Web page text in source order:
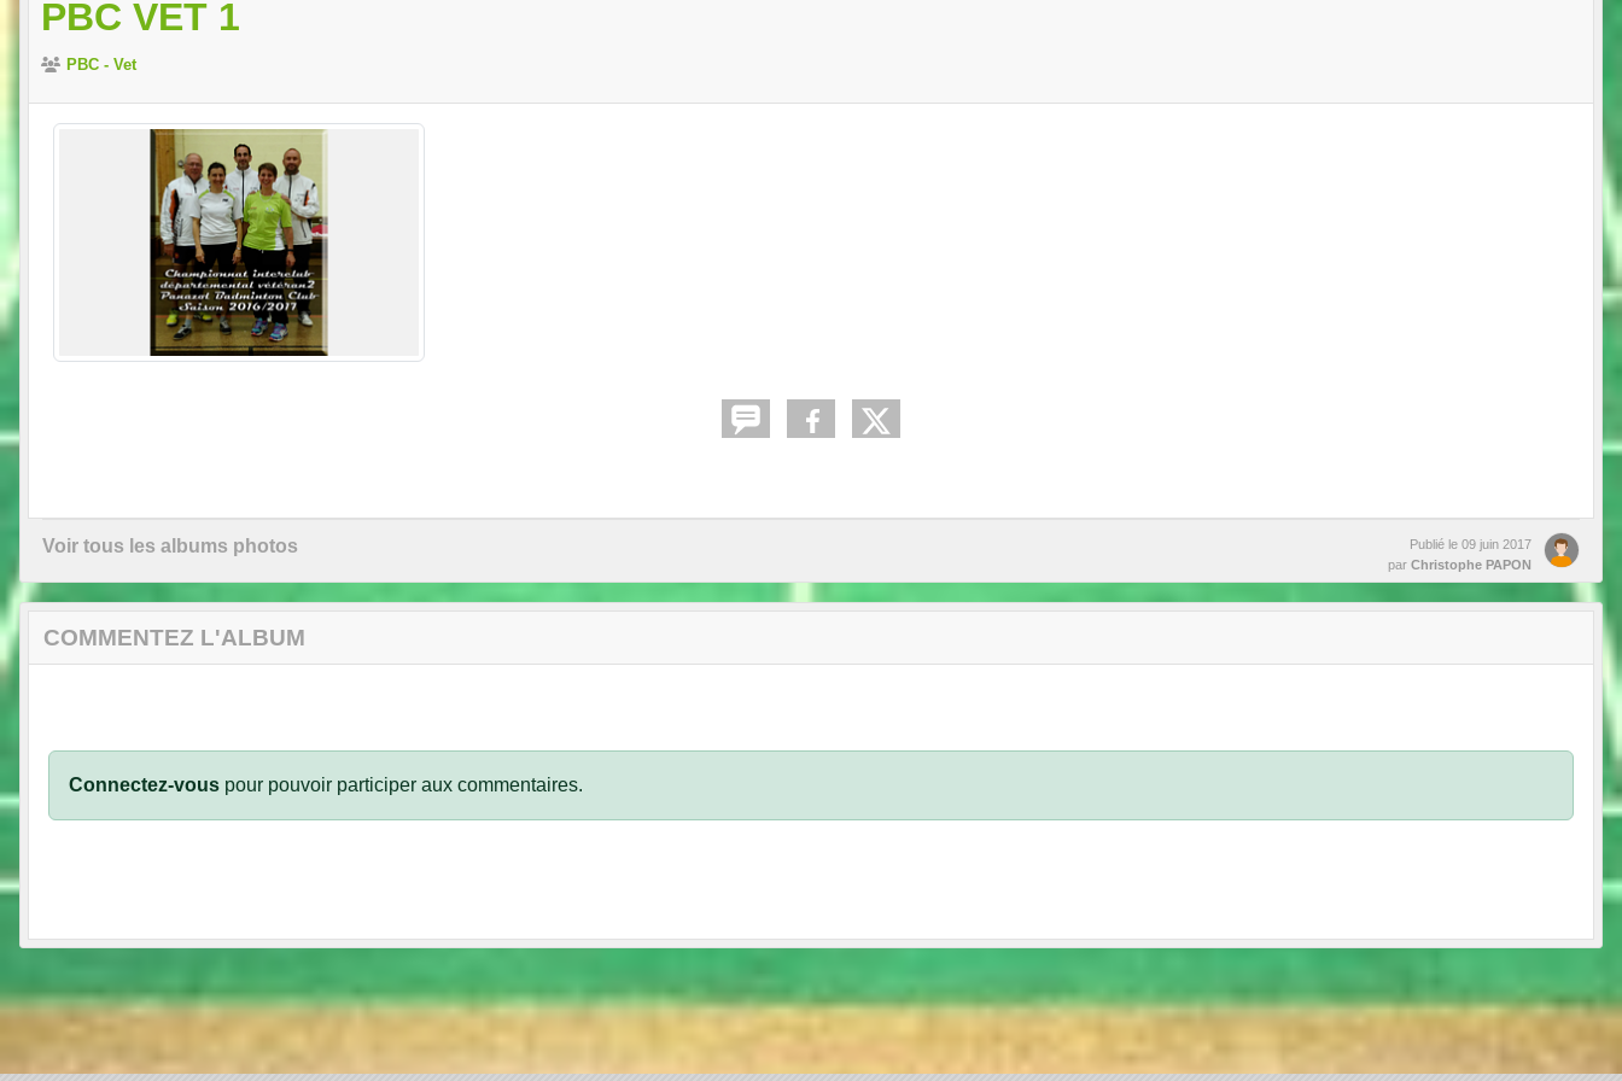
PBC VET 1
PBC - Vet
Voir tous les albums photos Publié le 09 juin 2017
par Christophe PAPON
COMMENTEZ L'ALBUM
Connectez-vous pour pouvoir participer aux commentaires.